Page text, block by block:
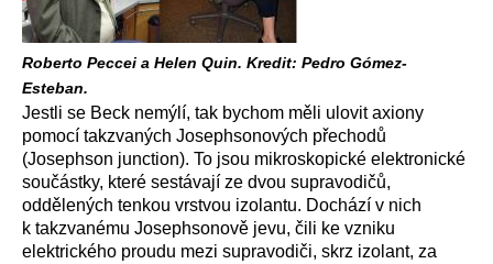
Roberto Peccei a Helen Quin. Kredit: Pedro Gómez-
Esteban.
Jestli se Beck nemýlí, tak bychom měli ulovit axiony
pomocí takzvaných Josephsonových přechodů
(Josephson junction). To jsou mikroskopické elektronické
součástky, které sestávají ze dvou supravodičů,
oddělených tenkou vrstvou izolantu. Dochází v nich
k takzvanému Josephsonově jevu, čili ke vzniku
elektrického proudu mezi supravodiči, skrz izolant, za